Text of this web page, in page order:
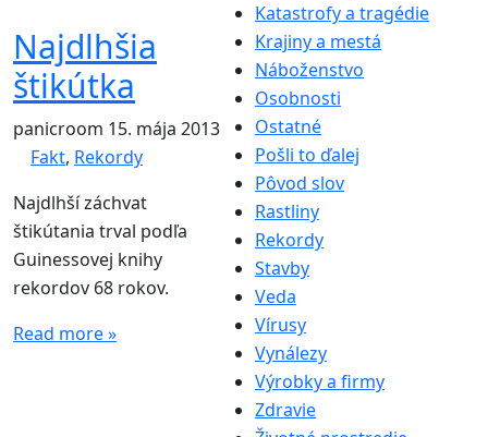
Najdlhšia
štikútka
panicroom 15. mája 2013
Fakt, Rekordy
Najdlhší záchvat
štikútania trval podľa
Guinessovej knihy
rekordov 68 rokov.
Read more »
Katastrofy a tragédie
Krajiny a mestá
Náboženstvo
Osobnosti
Ostatné
Pošli to ďalej
Pôvod slov
Rastliny
Rekordy
Stavby
Veda
Vírusy
Vynálezy
Výrobky a firmy
Zdravie